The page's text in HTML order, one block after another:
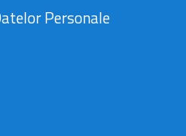
Personale